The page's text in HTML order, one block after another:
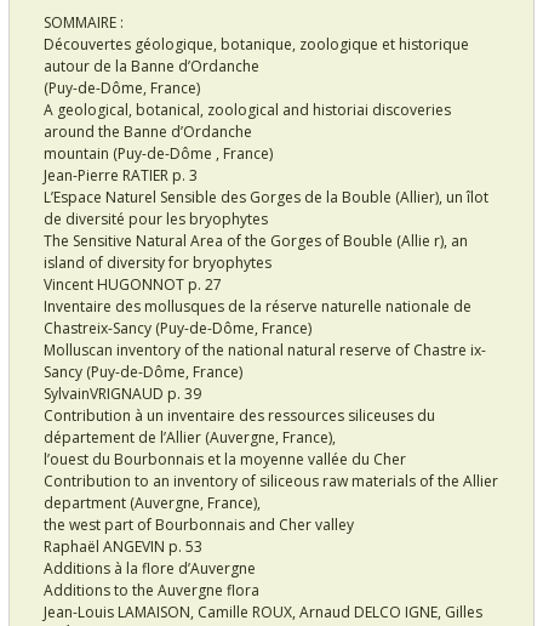
SOMMAIRE :
Découvertes géologique, botanique, zoologique et historique
autour de la Banne d’Ordanche
(Puy-de-Dôme, France)
A geological, botanical, zoological and historiai discoveries
around the Banne d’Ordanche
mountain (Puy-de-Dôme , France)
Jean-Pierre RATIER p. 3
L’Espace Naturel Sensible des Gorges de la Bouble (Allier), un îlot
de diversité pour les bryophytes
The Sensitive Natural Area of the Gorges of Bouble (Allie r), an
island of diversity for bryophytes
Vincent HUGONNOT p. 27
Inventaire des mollusques de la réserve naturelle nationale de
Chastreix-Sancy (Puy-de-Dôme, France)
Molluscan inventory of the national natural reserve of Chastre ix-
Sancy (Puy-de-Dôme, France)
SylvainVRIGNAUD p. 39
Contribution à un inventaire des ressources siliceuses du
département de l’Allier (Auvergne, France),
l’ouest du Bourbonnais et la moyenne vallée du Cher
Contribution to an inventory of siliceous raw materials of the Allier
department (Auvergne, France),
the west part of Bourbonnais and Cher valley
Raphaël ANGEVIN p. 53
Additions à la flore d’Auvergne
Additions to the Auvergne flora
Jean-Louis LAMAISON, Camille ROUX, Arnaud DELCO IGNE, Gilles